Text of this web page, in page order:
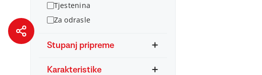
Tjestenina
Za odrasle
Stupanj pripreme
Karakteristike